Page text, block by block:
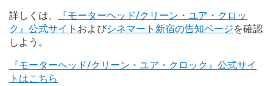
詳しくは、
『モーターヘッド/クリーン・ユア・クロッ
ク』公式サイト およびシネマート新宿の告知ページを確認
しよう。
『モーターヘッド/クリーン・ユア・クロック』公式サイ
トはこちら